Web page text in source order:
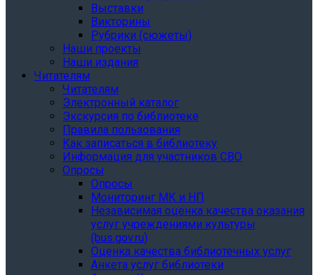
Выставки
Викторины
Рубрики (сюжеты)
Наши проекты
Наши издания
Читателям
Читателям
Электронный каталог
Экскурсия по библиотеке
Правила пользования
Как записаться в библиотеку
Информация для участников СВО
Опросы
Опросы
Мониторинг МК и НП
Независимая оценка качества оказания
услуг учреждениями культуры
(bus.gov.ru)
Оценка качества библиотечных услуг
Анкета услуг библиотеки